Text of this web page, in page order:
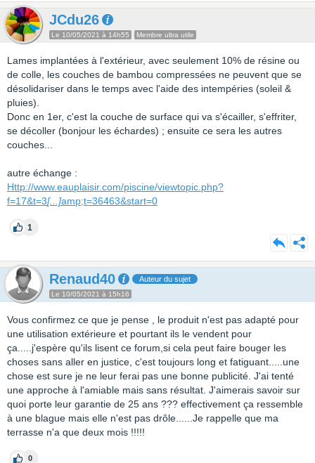
JCdu26
Le 10/05/2021 à 14h55 Membre ultra utile
Lames implantées à l'extérieur, avec seulement 10% de résine ou
de colle, les couches de bambou compressées ne peuvent que se
désolidariser dans le temps avec l'aide des intempéries (soleil &
pluies).
Donc en 1er, c'est la couche de surface qui va s'écailler, s'effriter,
se décoller (bonjour les échardes) ; ensuite ce sera les autres
couches...
autre échange :
Http://www.eauplaisir.com/piscine/viewtopic.php?
f=17&t=3[...]amp;t=36463&start=0
1
Renaud40 Auteur du sujet
Le 10/05/2021 à 15h16
Vous confirmez ce que je pense , le produit n'est pas adapté pour
une utilisation extérieure et pourtant ils le vendent pour
ça.....j'espère qu'ils lisent ce forum,si cela peut faire bouger les
choses sans aller en justice, c'est toujours long et fatiguant.....une
chose est sure je ne leur ferai pas une bonne publicité. J'ai tenté
une approche à l'amiable mais sans résultat. J'aimerais savoir sur
quoi porte leur garantie de 25 ans ??? effectivement ça ressemble
à une blague mais elle n'est pas drôle......Je rappelle que ma
terrasse n'a que deux mois !!!!!
0